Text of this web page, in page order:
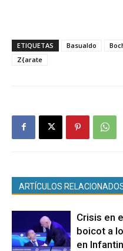
ETIQUETAS Basualdo
Z{arate
ARTÍCULOS
Crisis en
boicot a
en